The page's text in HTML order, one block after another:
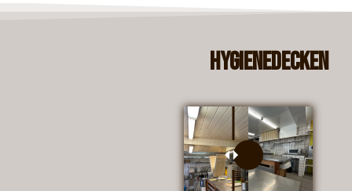
Hygienedecken